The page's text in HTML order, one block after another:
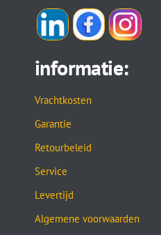
informatie:
Vrachtkosten
Garantie
Retourbeleid
Service
Levertijd
Algemene voorwaarden